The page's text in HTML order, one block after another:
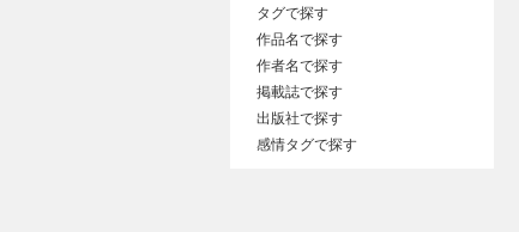
タグで探す
作品名で探す
作者名で探す
掲載誌で探す
出版社で探す
感情タグで探す